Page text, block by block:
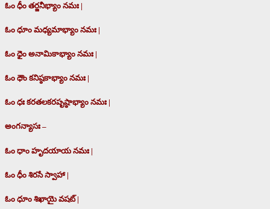
ఓం ధీం తర్జనీభ్యాం నమః |
ఓం ధూం మధ్యమాభ్యాం నమః |
ఓం ధైం అనామికాభ్యాం నమః |
ఓం ధౌం కనిష్ఠకాభ్యాం నమః |
ఓం ధః కరతలకరపృష్ఠాభ్యాం నమః |
అంగన్యాసః –
ఓం ధాం హృదయాయ నమః |
ఓం ధీం శిరసే స్వాహా |
ఓం ధూం శిఖాయై వషట్ |